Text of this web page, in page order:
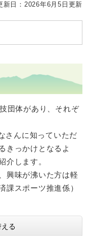
n
新日：2026年6月5日更新
団体があり、それぞ
さんに知っていただ
きっかけとなるよ
介します。
興味が沸いた方は軽
課スポーツ推進係）
る